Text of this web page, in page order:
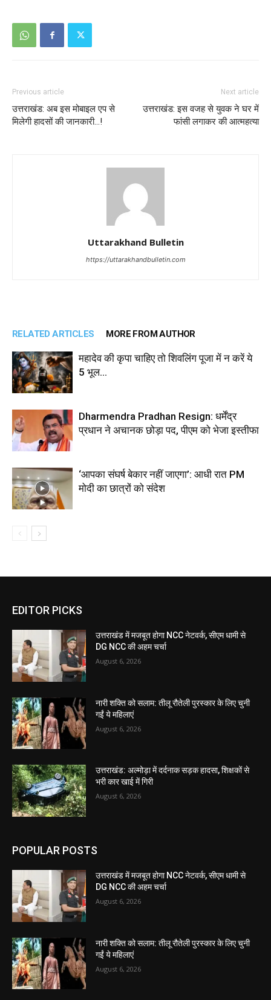
Previous article
उत्तराखंड: अब इस मोबाइल एप से
मिलेगी हादसों की जानकारी…!
Next article
उत्तराखंड: इस वजह से युवक ने घर में
फांसी लगाकर की आत्महत्या
Uttarakhand Bulletin
https://uttarakhandbulletin.com
RELATED ARTICLES MORE FROM AUTHOR
महादेव की कृपा चाहिए तो शिवलिंग पूजा में न करें ये
5 भूल…
Dharmendra Pradhan Resign: धर्मेंद्र
प्रधान ने अचानक छोड़ा पद, पीएम को भेजा इस्तीफा
‘आपका संघर्ष बेकार नहीं जाएगा’: आधी रात PM
मोदी का छात्रों को संदेश
EDITOR PICKS
उत्तराखंड में मजबूत होगा NCC नेटवर्क, सीएम धामी से
DG NCC की अहम चर्चा
August 6, 2026
नारी शक्ति को सलाम: तीलू रौतेली पुरस्कार के लिए चुनी
गईं ये महिलाएं
August 6, 2026
उत्तराखंड: अल्मोड़ा में दर्दनाक सड़क हादसा, शिक्षकों से
भरी कार खाई में गिरी
August 6, 2026
POPULAR POSTS
उत्तराखंड में मजबूत होगा NCC नेटवर्क, सीएम धामी से
DG NCC की अहम चर्चा
August 6, 2026
नारी शक्ति को सलाम: तीलू रौतेली पुरस्कार के लिए चुनी
गईं ये महिलाएं
August 6, 2026